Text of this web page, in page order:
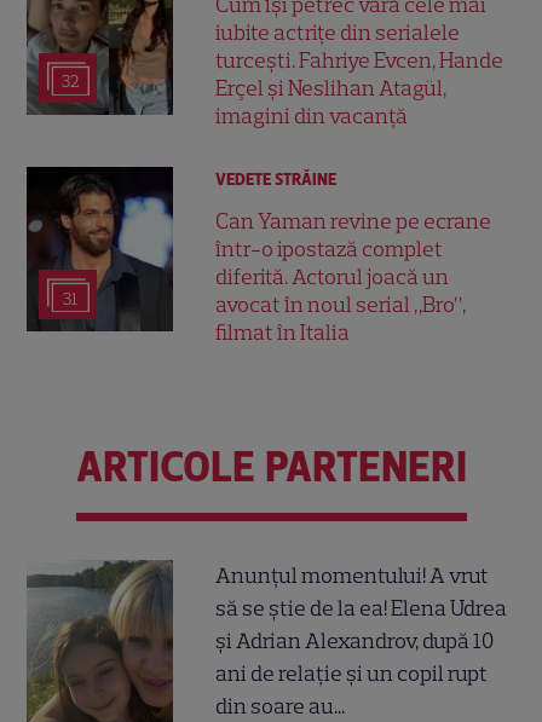
32
iubite actrițe din serialele
turcești. Fahriye Evcen, Hande
Erçel și Neslihan Atagül,
imagini din vacanță
31
VEDETE STRĂINE
Can Yaman revine pe ecrane
într-o ipostază complet
diferită. Actorul joacă un
avocat în noul serial „Bro”,
filmat în Italia
ARTICOLE PARTENERI
Anunțul momentului! A vrut
să se știe de la ea! Elena Udrea
și Adrian Alexandrov, după 10
ani de relație și un copil rupt
din soare au...